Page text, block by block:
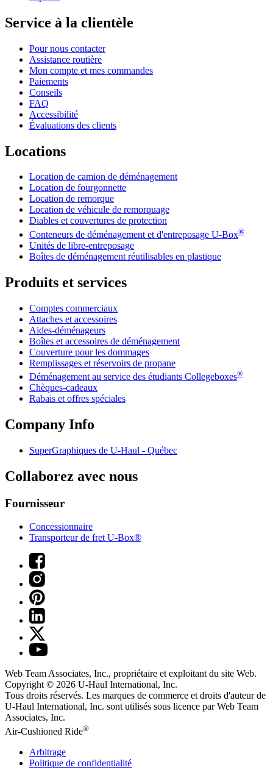
Service à la clientèle
Pour nous contacter
Assistance routière
Mon compte et mes commandes
Paiements
Conseils
FAQ
Accessibilité
Évaluations des clients
Locations
Location de camion de déménagement
Location de fourgonnette
Location de remorque
Location de véhicule de remorquage
Diables et couvertures de protection
Conteneurs de déménagement et d'entreposage U-Box®
Unités de libre-entreposage
Boîtes de déménagement réutilisables en plastique
Produits et services
Comptes commerciaux
Attaches et accessoires
Aides-déménageurs
Boîtes et accessoires de déménagement
Couverture pour les dommages
Remplissages et réservoirs de propane
Déménagement au service des étudiants Collegeboxes®
Chèques-cadeaux
Rabais et offres spéciales
Company Info
SuperGraphiques de U-Haul - Québec
Collaborez avec nous
Fournisseur
Concessionnaire
Transporteur de fret U-Box®
Web Team Associates, Inc., propriétaire et exploitant du site Web.
Copyright © 2026 U-Haul International, Inc.
Tous droits réservés. Les marques de commerce et droits d'auteur de
U-Haul International, Inc. sont utilisés sous licence par Web Team
Associates, Inc.
Air-Cushioned Ride®
Arbitrage
Politique de confidentialité